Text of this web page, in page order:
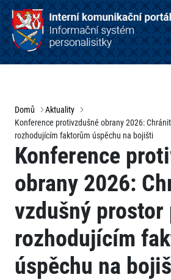
Domů
Aktuality
Konference protivzdušné obrany 2026:
rozhodujícím faktorům úspěchu na bojišti
Konference
obrany 2026:
vzdušný
rozhodujícím
úspěchu na